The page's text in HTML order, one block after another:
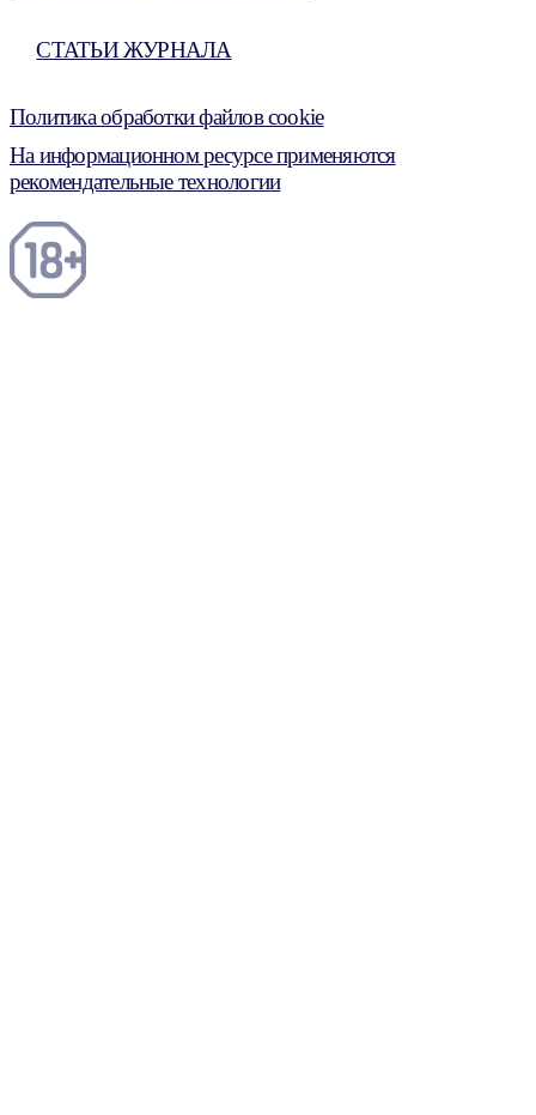
СТАТЬИ ЖУРНАЛА
Политика обработки файлов cookie
На информационном ресурсе применяются
рекомендательные технологии